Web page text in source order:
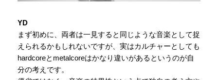
YD
まず初めに、両者は一見すると同じような音楽として捉
えられるかもしれないですが、実はカルチャーとしても
hardcoreとmetalcoreはかなり違いがあるというのが自
分の考えです。